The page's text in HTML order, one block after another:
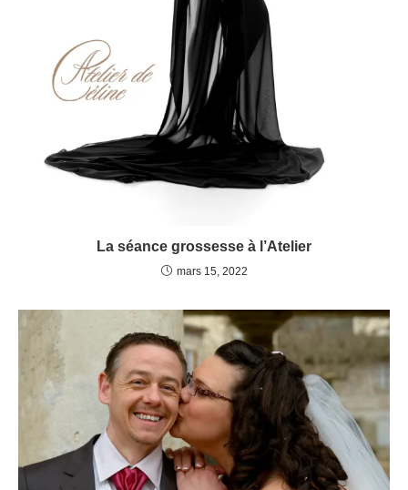
La séance grossesse à l’Atelier
mars 15, 2022